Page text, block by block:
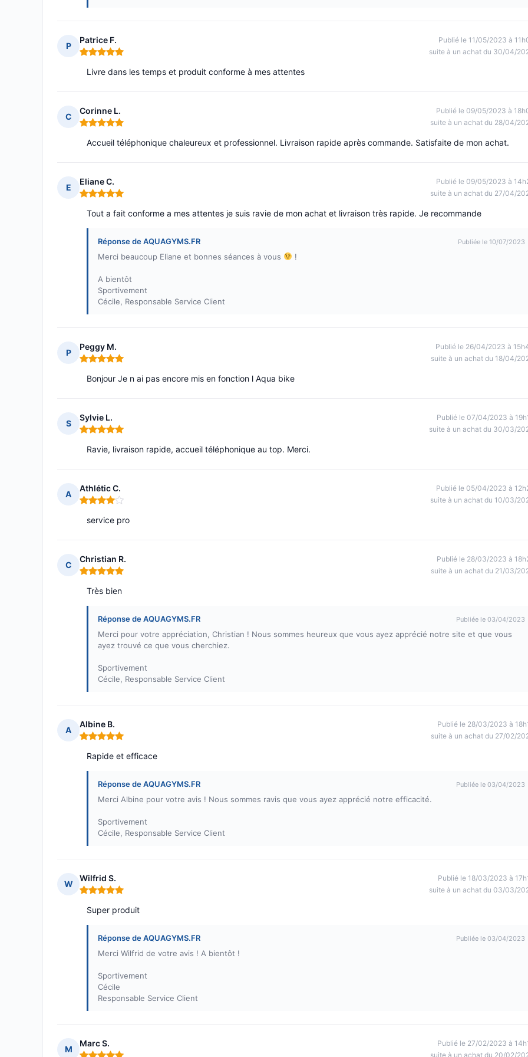
P
Patrice F.
Note : 5 sur 5
Publié le 11/05/2023 à
suite à un achat du 30/04/
Livre dans les temps et produit conforme à mes attentes
C
Corinne L.
Note : 5 sur 5
Publié le 09/05/2023 à
suite à un achat du 28/04/
Accueil téléphonique chaleureux et professionnel. Livraison rapide après commande. Satisfaite de mon achat.
E
Eliane C.
Note : 5 sur 5
Publié le 09/05/2023 à
suite à un achat du 27/04/
Tout a fait conforme a mes attentes je suis ravie de mon achat et livraison très rapide. Je recommande
Réponse de AQUAGYMS.FR Publiée le 10/07/2023
Merci beaucoup Eliane et bonnes séances à vous !
A bientôt
Sportivement
Cécile, Responsable Service Client
P
Peggy M.
Note : 5 sur 5
Publié le 26/04/2023 à
suite à un achat du 18/04/
Bonjour Je n ai pas encore mis en fonction l Aqua bike
S
Sylvie L.
Note : 5 sur 5
Publié le 07/04/2023 à
suite à un achat du 30/03/
Ravie, livraison rapide, accueil téléphonique au top. Merci.
A
Athlétic C.
Note : 4 sur 5
Publié le 05/04/2023 à
suite à un achat du 10/03/
service pro
C
Christian R.
Note : 5 sur 5
Publié le 28/03/2023 à
suite à un achat du 21/03/
Très bien
Réponse de AQUAGYMS.FR Publiée le 03/04/2023
Merci pour votre appréciation, Christian ! Nous sommes heureux que vous ayez apprécié notre site et que vous
ayez trouvé ce que vous cherchiez.
Sportivement
Cécile, Responsable Service Client
A
Albine B.
Note : 5 sur 5
Publié le 28/03/2023 à
suite à un achat du 27/02/
Rapide et efficace
Réponse de AQUAGYMS.FR Publiée le 03/04/2023
Merci Albine pour votre avis ! Nous sommes ravis que vous ayez apprécié notre efficacité.
Sportivement
Cécile, Responsable Service Client
W
Wilfrid S.
Note : 5 sur 5
Publié le 18/03/2023 à
suite à un achat du 03/03/
Super produit
Réponse de AQUAGYMS.FR Publiée le 03/04/2023
Merci Wilfrid de votre avis ! A bientôt !
Sportivement
Cécile
Responsable Service Client
M
Marc S.
Publié le 27/02/2023 à
suite à un achat du 20/02/